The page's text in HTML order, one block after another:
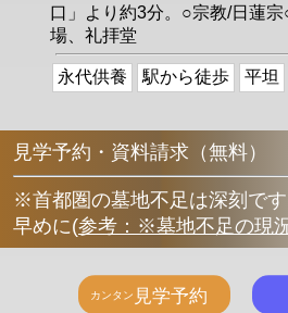
口」より約3分。○宗教/日蓮
場、礼拝堂
永代供養 駅から徒歩 平坦
見学予約・資料請求（無料）
※首都圏の墓地不足は深刻で
早めに(参考：※墓地不足の現